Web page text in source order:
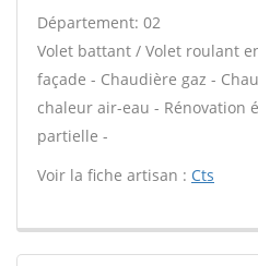
Département: 02
Volet battant / Volet roulant
façade - Chaudière gaz -
chaleur air-eau - Rénovation
partielle -
Voir la fiche artisan : Cts